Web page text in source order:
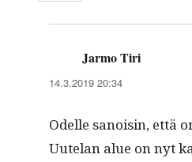
Jarmo Tiri
14.3.2019 20:34
Odelle sanois­in, että
Uute­lan alue on nyt